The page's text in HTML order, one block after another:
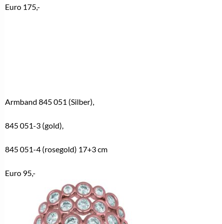
Euro 175,-
Armband 845 051 (Silber),
845 051-3 (gold),
845 051-4 (rosegold) 17+3 cm
Euro 95,-